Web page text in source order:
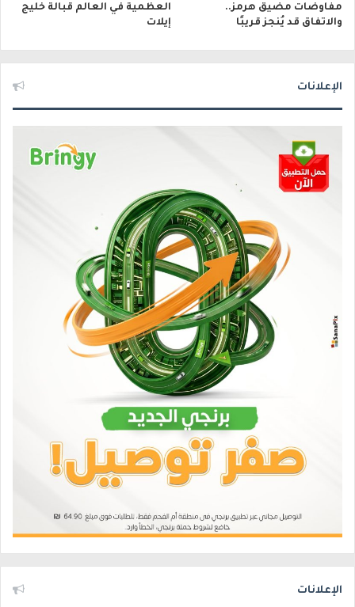
مفاوضات مضيق هرمز..
والاتفاق قد يُنجز قريبًا
العظمية في العالم قبالة خليج
إيلات
الإعلانات
الإعلانات